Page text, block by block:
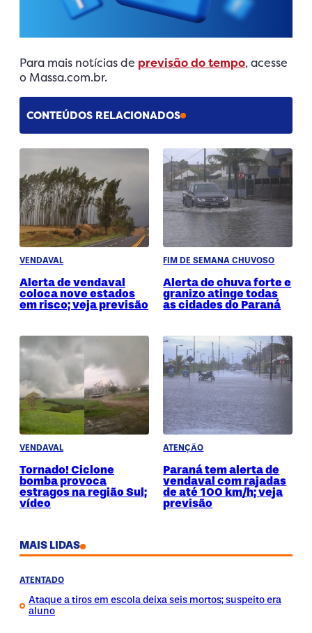
Para mais notícias de previsão do tempo, acesse
o Massa.com.br.
CONTEÚDOS RELACIONADOS
VENDAVAL
Alerta de vendaval
coloca nove estados
em risco; veja previsão
FIM DE SEMANA CHUVOSO
Alerta de chuva forte e
granizo atinge todas
as cidades do Paraná
VENDAVAL
Tornado! Ciclone
bomba provoca
estragos na região Sul;
vídeo
ATENÇÃO
Paraná tem alerta de
vendaval com rajadas
de até 100 km/h; veja
previsão
MAIS LIDAS
ATENTADO
Ataque a tiros em escola deixa seis mortos; suspeito era
aluno